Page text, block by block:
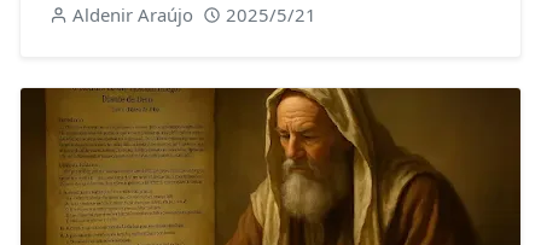
Aldenir Araújo 2025/5/21